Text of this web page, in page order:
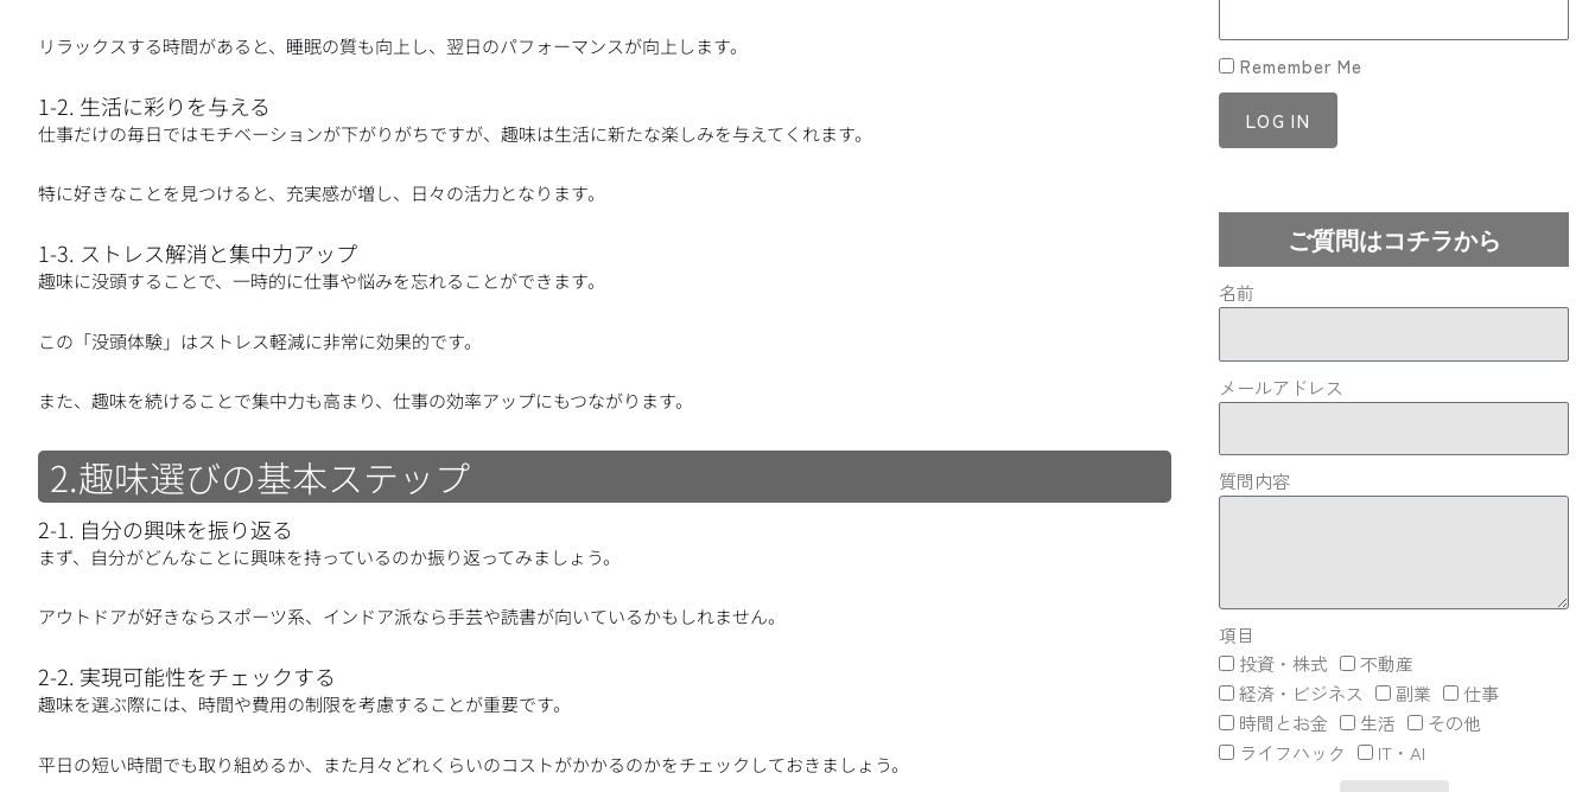
リラックスする時間があると、睡眠の質も向上し、翌日のパフォーマンスが向上します。
1-2. 生活に彩りを与える
仕事だけの毎日ではモチベーションが下がりがちですが、趣味は生活に新たな楽しみを与えてくれます。
特に好きなことを見つけると、充実感が増し、日々の活力となります。
1-3. ストレス解消と集中力アップ
趣味に没頭することで、一時的に仕事や悩みを忘れることができます。
この「没頭体験」はストレス軽減に非常に効果的です。
また、趣味を続けることで集中力も高まり、仕事の効率アップにもつながります。
2.趣味選びの基本ステップ
2-1. 自分の興味を振り返る
まず、自分がどんなことに興味を持っているのか振り返ってみましょう。
アウトドアが好きならスポーツ系、インドア派なら手芸や読書が向いているかもしれません。
2-2. 実現可能性をチェックする
趣味を選ぶ際には、時間や費用の制限を考慮することが重要です。
平日の短い時間でも取り組めるか、また月々どれくらいのコストがかかるのかをチェックしておきましょう。
Remember Me
LOG IN
ご質問はコチラから
名前
メールアドレス
質問内容
項目
投資・株式
不動産
経済・ビジネス
副業
仕事
時間とお金
生活
その他
ライフハック
IT・AI